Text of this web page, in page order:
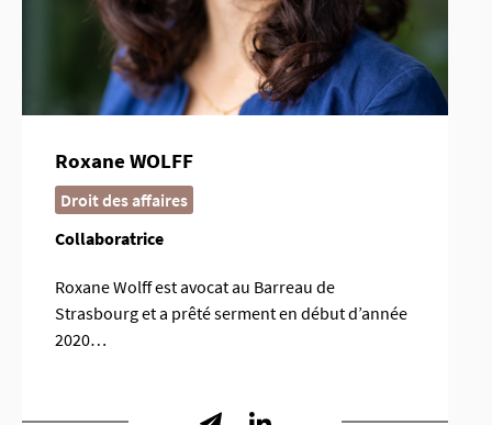
Roxane WOLFF
Droit des affaires
Collaboratrice
Roxane Wolff est avocat au Barreau de
Strasbourg et a prêté serment en début d’année
2020…